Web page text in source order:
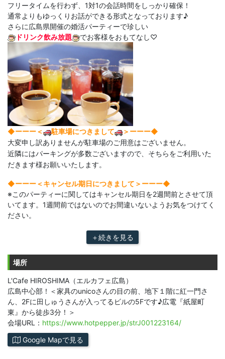
場所
L'Cafe HIROSHIMA（エルカフェ広島）
広島中心部！＜家具のunicoさんの目の前、地下１階に紅一門さ
ん、2Fに田しゅうさんが入ってるビルの5Fです♪広電『紙屋町
東』から徒歩3分！＞
会場URL： https://www.hotpepper.jp/strJ001223164/
Google Mapで見る
フリータイムを行わず、1対1の会話時間をしっかり確保！
通常よりもゆっくりお話ができる形式となっております♪
さらに広島県開催の婚活パーティーで珍しい
ドリンク飲み放題
でお客様をおもてなし♡
◆ーーー＜ 駐車場につきまして ＞ーーー◆
大変申し訳ありませんが駐車場のご用意はございません。
近隣にはパーキングが多数ございますので、そちらをご利用いた
だきます様お願いいたします。
◆ーーー＜キャンセル期日につきまして＞ーーー◆​
※このパーティーに関してはキャンセル期日を2週間前とさせて頂
いてます。1週間前ではないのでお間違いないようお気をつけてく
ださい。
＋続きを見る